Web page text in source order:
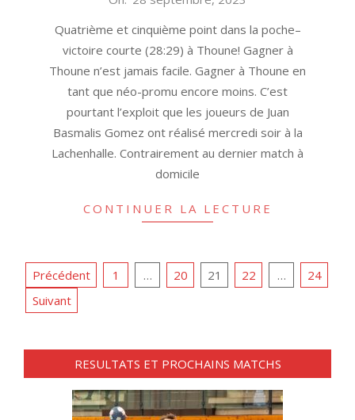
28
Quatrième et cinquième point dans la poche–
victoire courte (28:29) à Thoune! Gagner à
Thoune n’est jamais facile. Gagner à Thoune en
tant que néo-promu encore moins. C’est
pourtant l’exploit que les joueurs de Juan
Basmalis Gomez ont réalisé mercredi soir à la
Lachenhalle. Contrairement au dernier match à
domicile
CONTINUER LA LECTURE
PAGINATION
DES
Précédent 1 … 20 21 22 …
24
Suivant
RESULTATS ET PROCHAINS MATCHS